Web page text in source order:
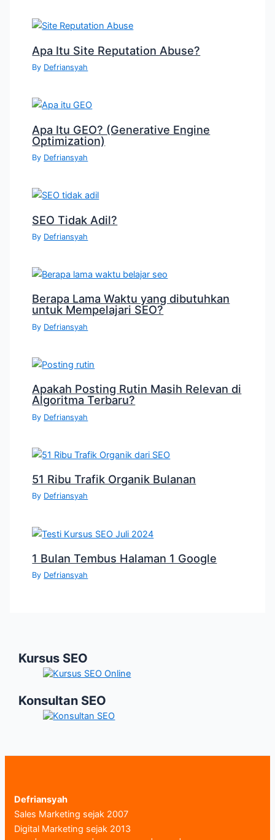
Apa Itu Site Reputation Abuse?
By Defriansyah
Apa Itu GEO? (Generative Engine
Optimization)
By Defriansyah
SEO Tidak Adil?
By Defriansyah
Berapa Lama Waktu yang dibutuhkan
untuk Mempelajari SEO?
By Defriansyah
Apakah Posting Rutin Masih Relevan di
Algoritma Terbaru?
By Defriansyah
51 Ribu Trafik Organik Bulanan
By Defriansyah
1 Bulan Tembus Halaman 1 Google
By Defriansyah
Kursus SEO
Konsultan SEO
Defriansyah
Sales Marketing sejak 2007
Digital Marketing sejak 2013